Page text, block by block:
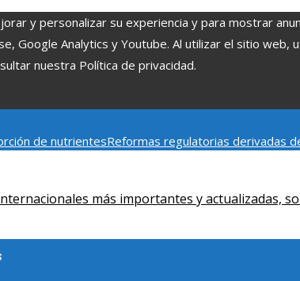
y personalizar su experiencia y para mostrar
Google Analytics y Youtube. Al utilizar el sitio
nuestra Política de privacidad.
de nutrientesReformas regulatorias derivadas
más importantes y actualizadas,